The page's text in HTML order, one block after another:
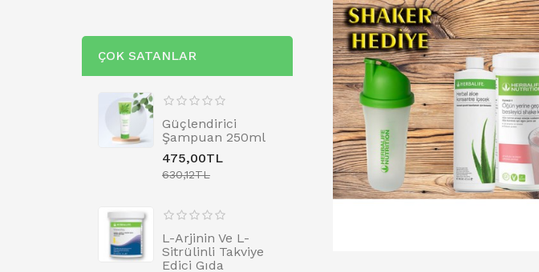
ÇOK SATANLAR
Güçlendirici
Şampuan 250ml
475,00TL
630,12TL
L-Arjinin Ve L-
Sitrülinli Takviye
Edici Gıda